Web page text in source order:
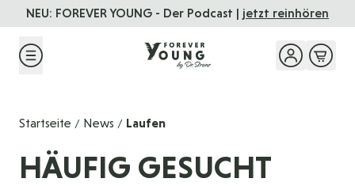
Direkt zum Inhalt
NEU: FOREVER YOUNG - Der Podcast | jetzt reinhören
Startseite / News / Laufen
HÄUFIG GESUCHT